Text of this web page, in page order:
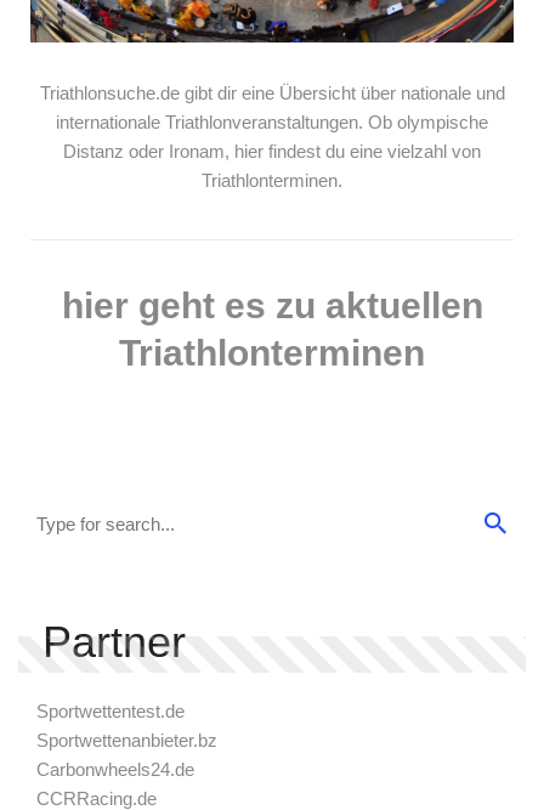
Triathlonsuche.de gibt dir eine Übersicht über nationale und
internationale Triathlonveranstaltungen. Ob olympische
Distanz oder Ironam, hier findest du eine vielzahl von
Triathlonterminen.
hier geht es zu aktuellen
Triathlonterminen
Partner
Sportwettentest.de
Sportwettenanbieter.bz
Carbonwheels24.de
CCRRacing.de